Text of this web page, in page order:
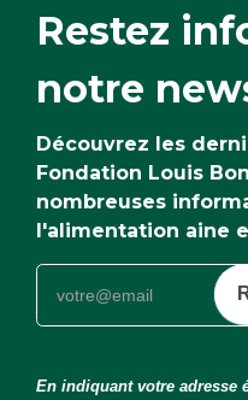
Restez
notre
Découvrez les
Fondation Louis
nombreuses
l'alimentation aine
En indiquant votre adresse